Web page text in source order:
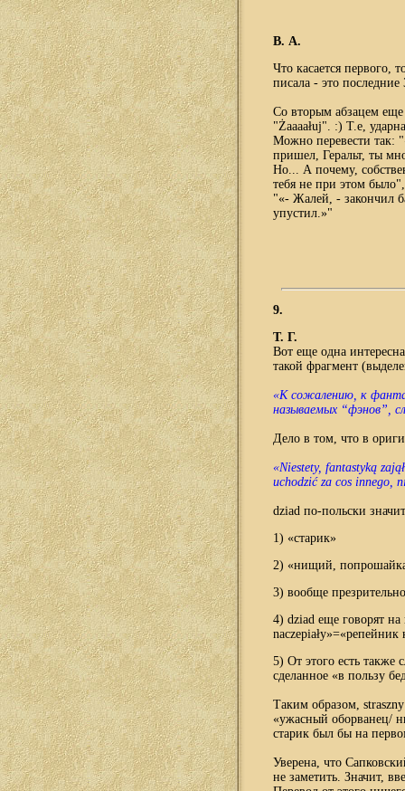
В. А.
Что касается первого,
писала - это
Со вторым абзацем
"Żaaaałuj". :) Т.е,
Можно перевести так:
пришел, Геральт, ты
Но... А почему,
тебя не при этом
"«- Жалей, - закончил
упустил.»"
9.
Т. Г.
Вот еще одна
такой фрагмент
«К сожалению, к
называемых “фэнов”,
Дело в том, что в
«Niestety, fantastyką
uchodzić za cos innego,
dziad по-польски
1) «старик»
2) «нищий,
3) вообще
4) dziad еще говорят
5) От этого есть также
сделанное «в пользу
Таким образом,
«ужасный оборванец/
старик был бы на
Уверена, что
не заметить. Значит,